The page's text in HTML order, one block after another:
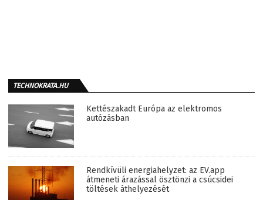
TECHNOKRATA.HU
Kettészakadt Európa az elektromos
autózásban
Rendkívüli energiahelyzet: az EV.app
átmeneti árazással ösztönzi a csúcsidei
töltések áthelyezését